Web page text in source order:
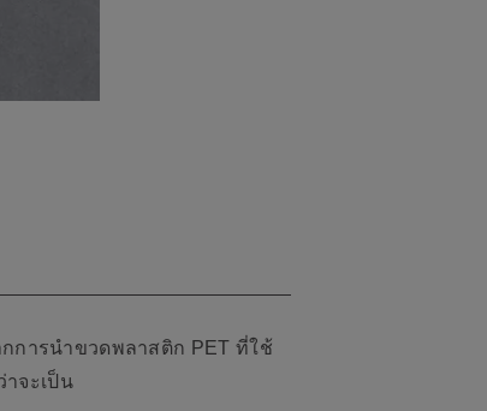
การนำขวดพลาสติก PET ที่ใช้
จะเป็น